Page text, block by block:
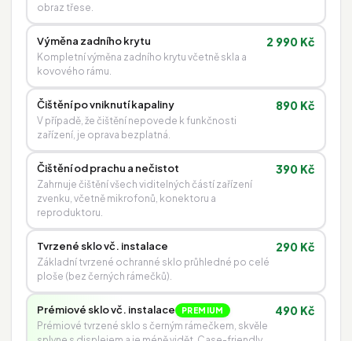
obraz třese.
Výměna zadního krytu
Kompletní výměna zadního krytu včetně skla a
kovového rámu.
2 990 Kč
Čištění po vniknutí kapaliny
V případě, že čištění nepovede k funkčnosti
zařízení, je oprava bezplatná.
890 Kč
Čištění od prachu a nečistot
Zahrnuje čištění všech viditelných částí zařízení
zvenku, včetně mikrofonů, konektoru a
reproduktoru.
390 Kč
Tvrzené sklo vč. instalace
Základní tvrzené ochranné sklo průhledné po celé
ploše (bez černých rámečků).
290 Kč
Prémiové sklo vč. instalace PREMIUM
Prémiové tvrzené sklo s černým rámečkem, skvěle
490 Kč